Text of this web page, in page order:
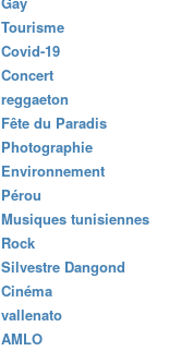
Tourisme
Covid-19
Concert
reggaeton
Fête du Paradis
Photographie
Environnement
Pérou
Musiques tunisiennes
Rock
Silvestre Dangond
Cinéma
vallenato
AMLO